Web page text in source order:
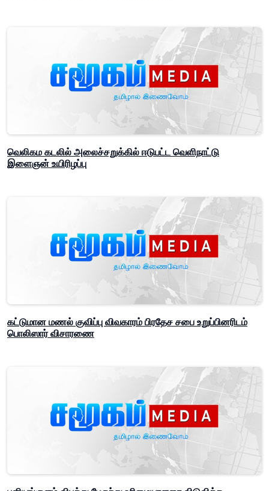
வெலிகம கடலில் அலைச்சறுக்கில் ஈடுபட்ட வெளிநாட்டு
இளைஞன் உயிரிழப்பு
கட்டுமான மணல் குவிப்பு விவகாரம் பிரதேச சபை உறுப்பினரிடம்
பொலிஸார் விசாரணை